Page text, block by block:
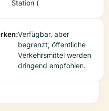
Station (
Verfügbar, aber
begrenzt; öffentliche
Verkehrsmittel werden
dringend empfohlen.